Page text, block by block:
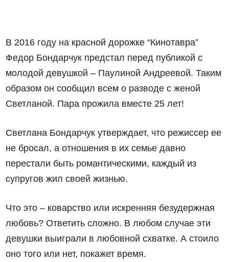
В 2016 году на красной дорожке “Кинотавра”
Федор Бондарчук предстал перед публикой с
молодой девушкой – Паулиной Андреевой. Таким
образом он сообщил всем о разводе с женой
Светланой. Пара прожила вместе 25 лет!
Светлана Бондарчук утверждает, что режиссер ее
не бросал, а отношения в их семье давно
перестали быть романтическими, каждый из
супругов жил своей жизнью.
Что это – коварство или искренняя безудержная
любовь? Ответить сложно. В любом случае эти
девушки выиграли в любовной схватке. А стоило
оно того или нет, покажет время.